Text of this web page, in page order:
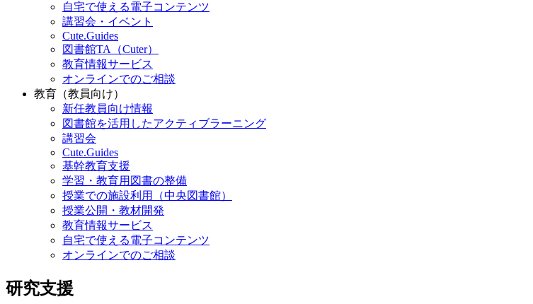
自宅で使える電子コンテンツ
講習会・イベント
Cute.Guides
図書館TA（Cuter）
教育情報サービス
オンラインでのご相談
教育（教員向け）
新任教員向け情報
図書館を活用したアクティブラーニング
講習会
Cute.Guides
基幹教育支援
学習・教育用図書の整備
授業での施設利用（中央図書館）
授業公開・教材開発
教育情報サービス
自宅で使える電子コンテンツ
オンラインでのご相談
研究支援